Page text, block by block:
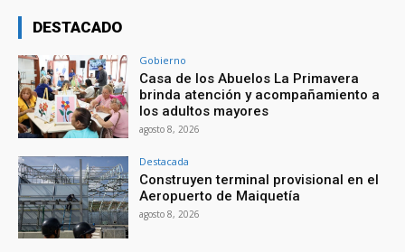
DESTACADO
Gobierno
Casa de los Abuelos La Primavera
brinda atención y acompañamiento a
los adultos mayores
agosto 8, 2026
Destacada
Construyen terminal provisional en el
Aeropuerto de Maiquetía
agosto 8, 2026